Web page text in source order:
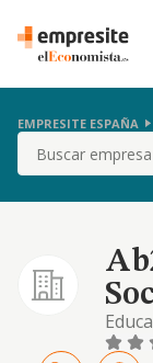
EMPRESITE ESPAÑA
Buscar